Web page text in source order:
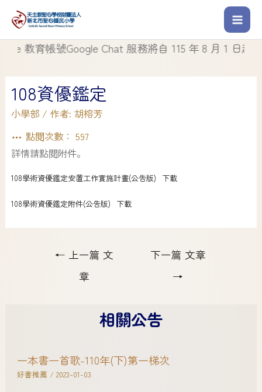
育帳號Google Chat 服務將自 115 年 8 月 1 日起停止
108資優鑑定
小學部/ 作者: 胡榕芳
點閱次數： 597
詳情請點閱附件。
108學術資優鑑定安置工作實施計畫(公告版) 下載
108學術資優鑑定附件(公告版) 下載
← 上一篇 文
章
下一篇 文章
→
相關公告
一本書一首歌-110年(下)第一梯次
好書推薦 / 2023-01-03